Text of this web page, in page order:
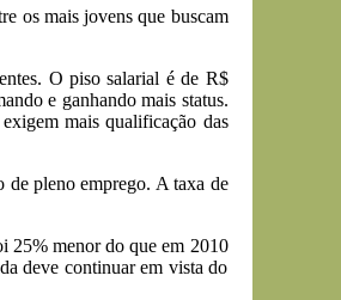
os mais jovens que buscam
O piso salarial é de R$
e ganhando mais status.
mais qualificação das
de pleno emprego. A taxa de
25% menor do que em 2010
deve continuar em vista do